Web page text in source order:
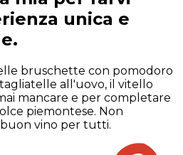
unica e
bruschette con pomodoro
all'uovo, il vitello
mancare e per completare
piemontese. Non
vino per tutti.